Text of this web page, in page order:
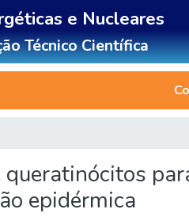
e Nucleares
Técnico Científica
epidérmica